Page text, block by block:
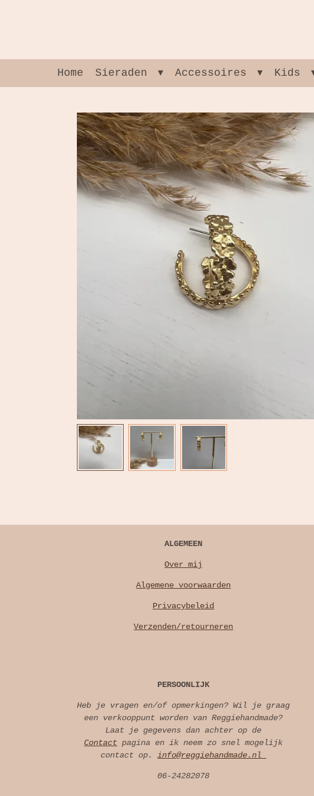
hoofdinhoudHome Sieraden Accessoires Kids
ALGEMEEN
Over mij
Algemene voorwaarden
Privacybeleid
Verzenden/retourneren
PERSOONLIJK
Heb je vragen en/of opmerkingen? Wil je graag
een verkooppunt worden van Reggiehandmade?
Laat je gegevens dan achter op de
Contact pagina en ik neem zo snel mogelijk
contact op.info@reggiehandmade.nl
06-24282078